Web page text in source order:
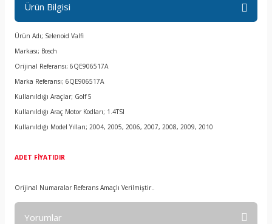
Ürün Bilgisi
Ürün Adı; Selenoid Valfi
Markası; Bosch
Orijinal Referansı; 6QE906517A
Marka Referansı; 6QE906517A
Kullanıldığı Araçlar; Golf 5
Kullanıldığı Araç Motor Kodları; 1.4TSI
Kullanıldığı Model Yılları; 2004, 2005, 2006, 2007, 2008, 2009, 2010
ADET FİYATIDIR
Orijinal Numaralar Referans Amaçlı Verilmiştir..
Yorumlar